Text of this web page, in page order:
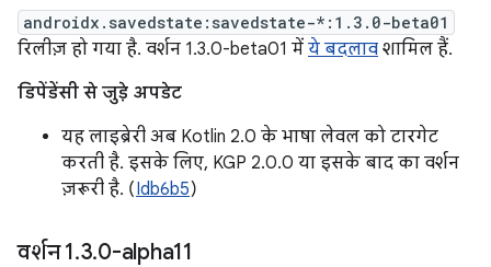
androidx.savedstate:savedstate-*:1.3.0-beta01
रिलीज़ हो गया है. वर्शन 1.3.0-beta01 में ये बदलाव शामिल हैं.
डिपेंडेंसी से जुड़े अपडेट
यह लाइब्रेरी अब Kotlin 2.0 के भाषा लेवल को टारगेट
करती है. इसके लिए, KGP 2.0.0 या इसके बाद का वर्शन
ज़रूरी है. (Idb6b5)
वर्शन 1.3.0-alpha11